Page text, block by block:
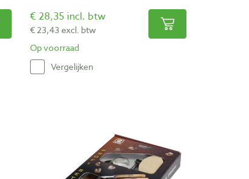
€ 28,35 incl. btw
€ 23,43 excl. btw
Op voorraad
Vergelijken